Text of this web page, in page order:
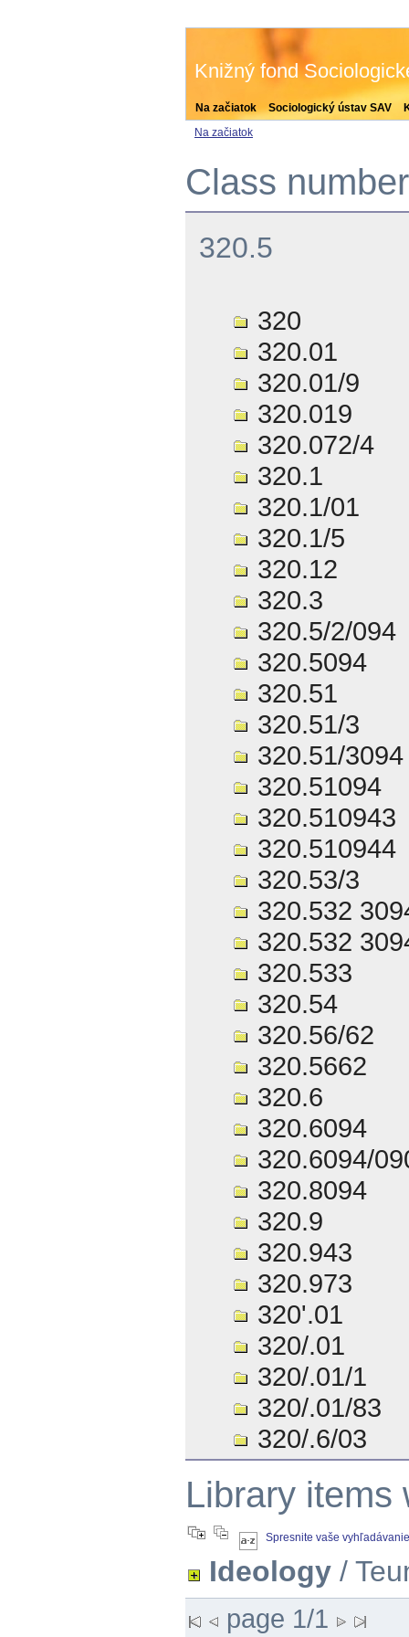
Na začiatok Sociologický ústav SAV
Knižný fond
Na začiatok
Class
320.5
320
320.01
320.01/9
320.019
320.072/4
320.1
320.1/01
320.1/5
320.12
320.3
320.5/2/094
320.5094
320.51
320.51/3
320.51/3094
320.51094
320.510943
320.510944
320.53/3
320.532
320.532
320.533
320.54
320.56/62
320.5662
320.6
320.6094
320.6094/
320.8094
320.9
320.943
320.973
320'.01
320/.01
320/.01/1
320/.01/83
320/.6/03
Library items
Spresnite vaše vyhľadávanie
Ideology /
page 1/1